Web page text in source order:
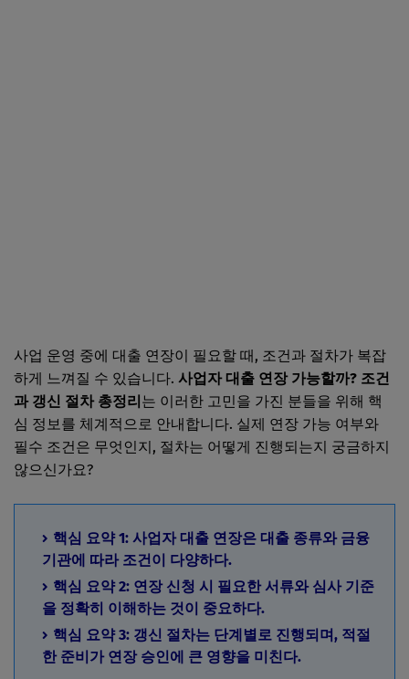
사업 운영 중에 대출 연장이 필요할 때, 조건과 절차가 복잡
하게 느껴질 수 있습니다. 사업자 대출 연장 가능할까? 조건
과 갱신 절차 총정리는 이러한 고민을 가진 분들을 위해 핵
심 정보를 체계적으로 안내합니다. 실제 연장 가능 여부와
필수 조건은 무엇인지, 절차는 어떻게 진행되는지 궁금하지
않으신가요?
핵심 요약 1: 사업자 대출 연장은 대출 종류와 금융
기관에 따라 조건이 다양하다.
핵심 요약 2: 연장 신청 시 필요한 서류와 심사 기준
을 정확히 이해하는 것이 중요하다.
핵심 요약 3: 갱신 절차는 단계별로 진행되며, 적절
한 준비가 연장 승인에 큰 영향을 미친다.